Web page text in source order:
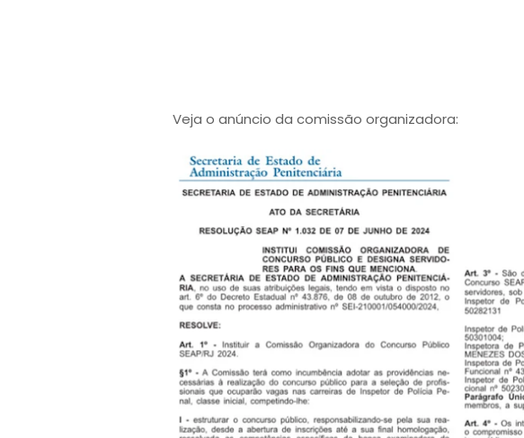
Veja o anúncio da comissão organizadora: